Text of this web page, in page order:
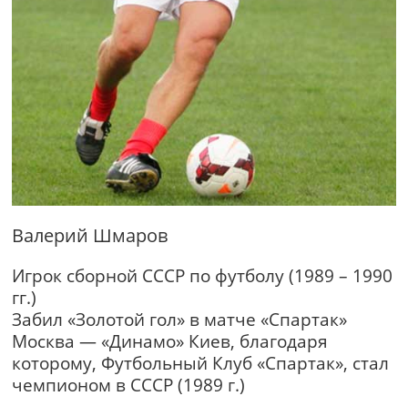
Валерий Шмаров
Игрок сборной СССР по футболу (1989 – 1990
гг.)
Забил «Золотой гол» в матче «Спартак»
Москва — «Динамо» Киев, благодаря
которому, Футбольный Клуб «Спартак», стал
чемпионом в СССР (1989 г.)